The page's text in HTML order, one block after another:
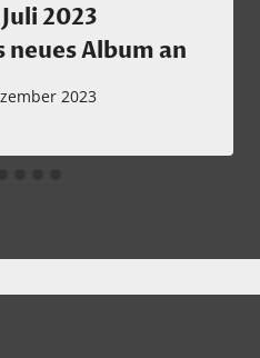
2023
Album an
2023